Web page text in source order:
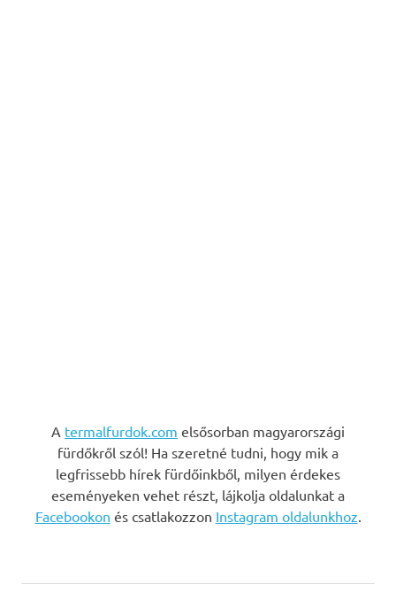
A termalfurdok.com elsősorban magyarországi
fürdőkről szól! Ha szeretné tudni, hogy mik a
legfrissebb hírek fürdőinkből, milyen érdekes
eseményeken vehet részt, lájkolja oldalunkat a
Facebookon és csatlakozzon Instagram oldalunkhoz